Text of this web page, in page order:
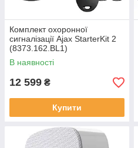
Комплект охоронної
сигналізації Ajax StarterKit 2
(8373.162.BL1)
В наявності
12 599 ₴
Купити